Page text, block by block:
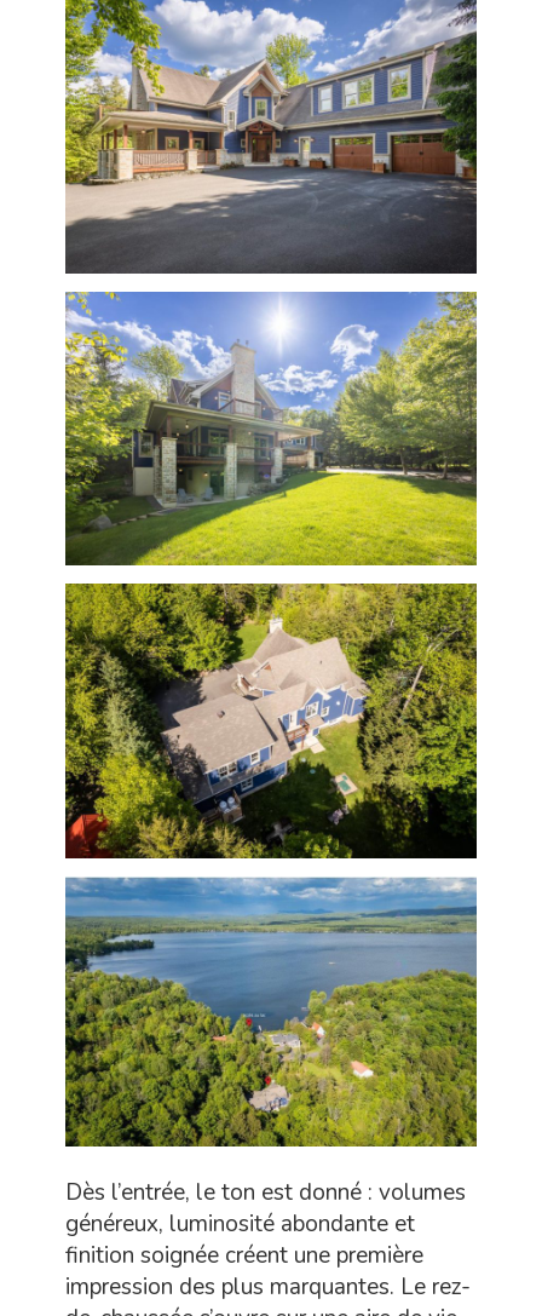
Dès l’entrée, le ton est donné : volumes
généreux, luminosité abondante et
finition soignée créent une première
impression des plus marquantes. Le rez-